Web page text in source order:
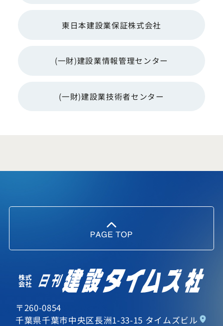
東日本建設業保証株式会社
(一財)建設業情報管理センター
(一財)建設業技術者センター
〒260-0854
千葉県千葉市中央区長洲1-33-15 タイムズビル